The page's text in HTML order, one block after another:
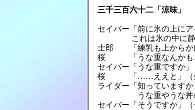
三千三百六十二「涼味」
セイバー「前に氷の上にア
これは氷の中に静かに
士郎　　「練乳も上からか
桜　　　「うな重なんか
セイバー「うな重ですか」
桜　　　「……ええと」（
ライダー「知っていますか
うな重やうな丼の事を
セイバー「そうですか」（